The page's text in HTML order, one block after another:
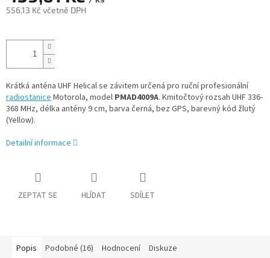
556,13 Kč včetně DPH
cena:
Krátká anténa UHF Helical se závitem určená pro ruční profesionální
radiostaniceMotorola, model PMAD4009A. Kmitočtový rozsah UHF 336-
368 MHz, délka antény 9 cm, barva černá, bez GPS, barevný kód žlutý
(Yellow).
Detailní informace
ZEPTAT SE HLÍDAT SDÍLET
Popis Podobné (16) Hodnocení Diskuze